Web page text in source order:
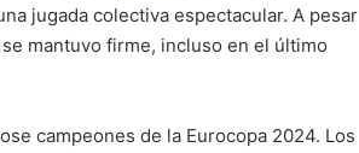
jugada colectiva espectacular. A pesar
mantuvo firme, incluso en el último
campeones de la Eurocopa 2024. Los